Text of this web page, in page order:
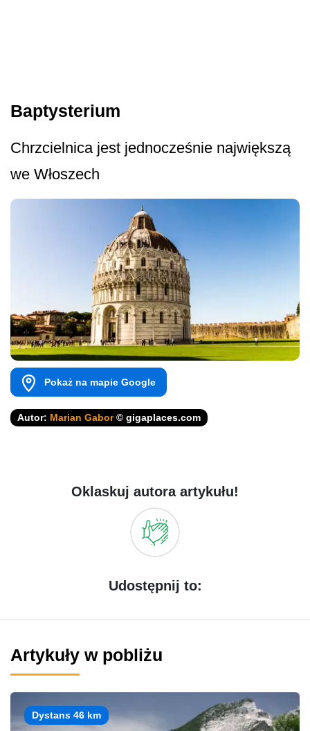
Baptysterium
Chrzcielnica jest jednocześnie największą
we Włoszech
Pokaż na mapie Google
Autor: Marian Gabor© gigaplaces.com
Oklaskuj autora artykułu!
Udostępnij to:
Artykuły w pobliżu
Dystans 46 km